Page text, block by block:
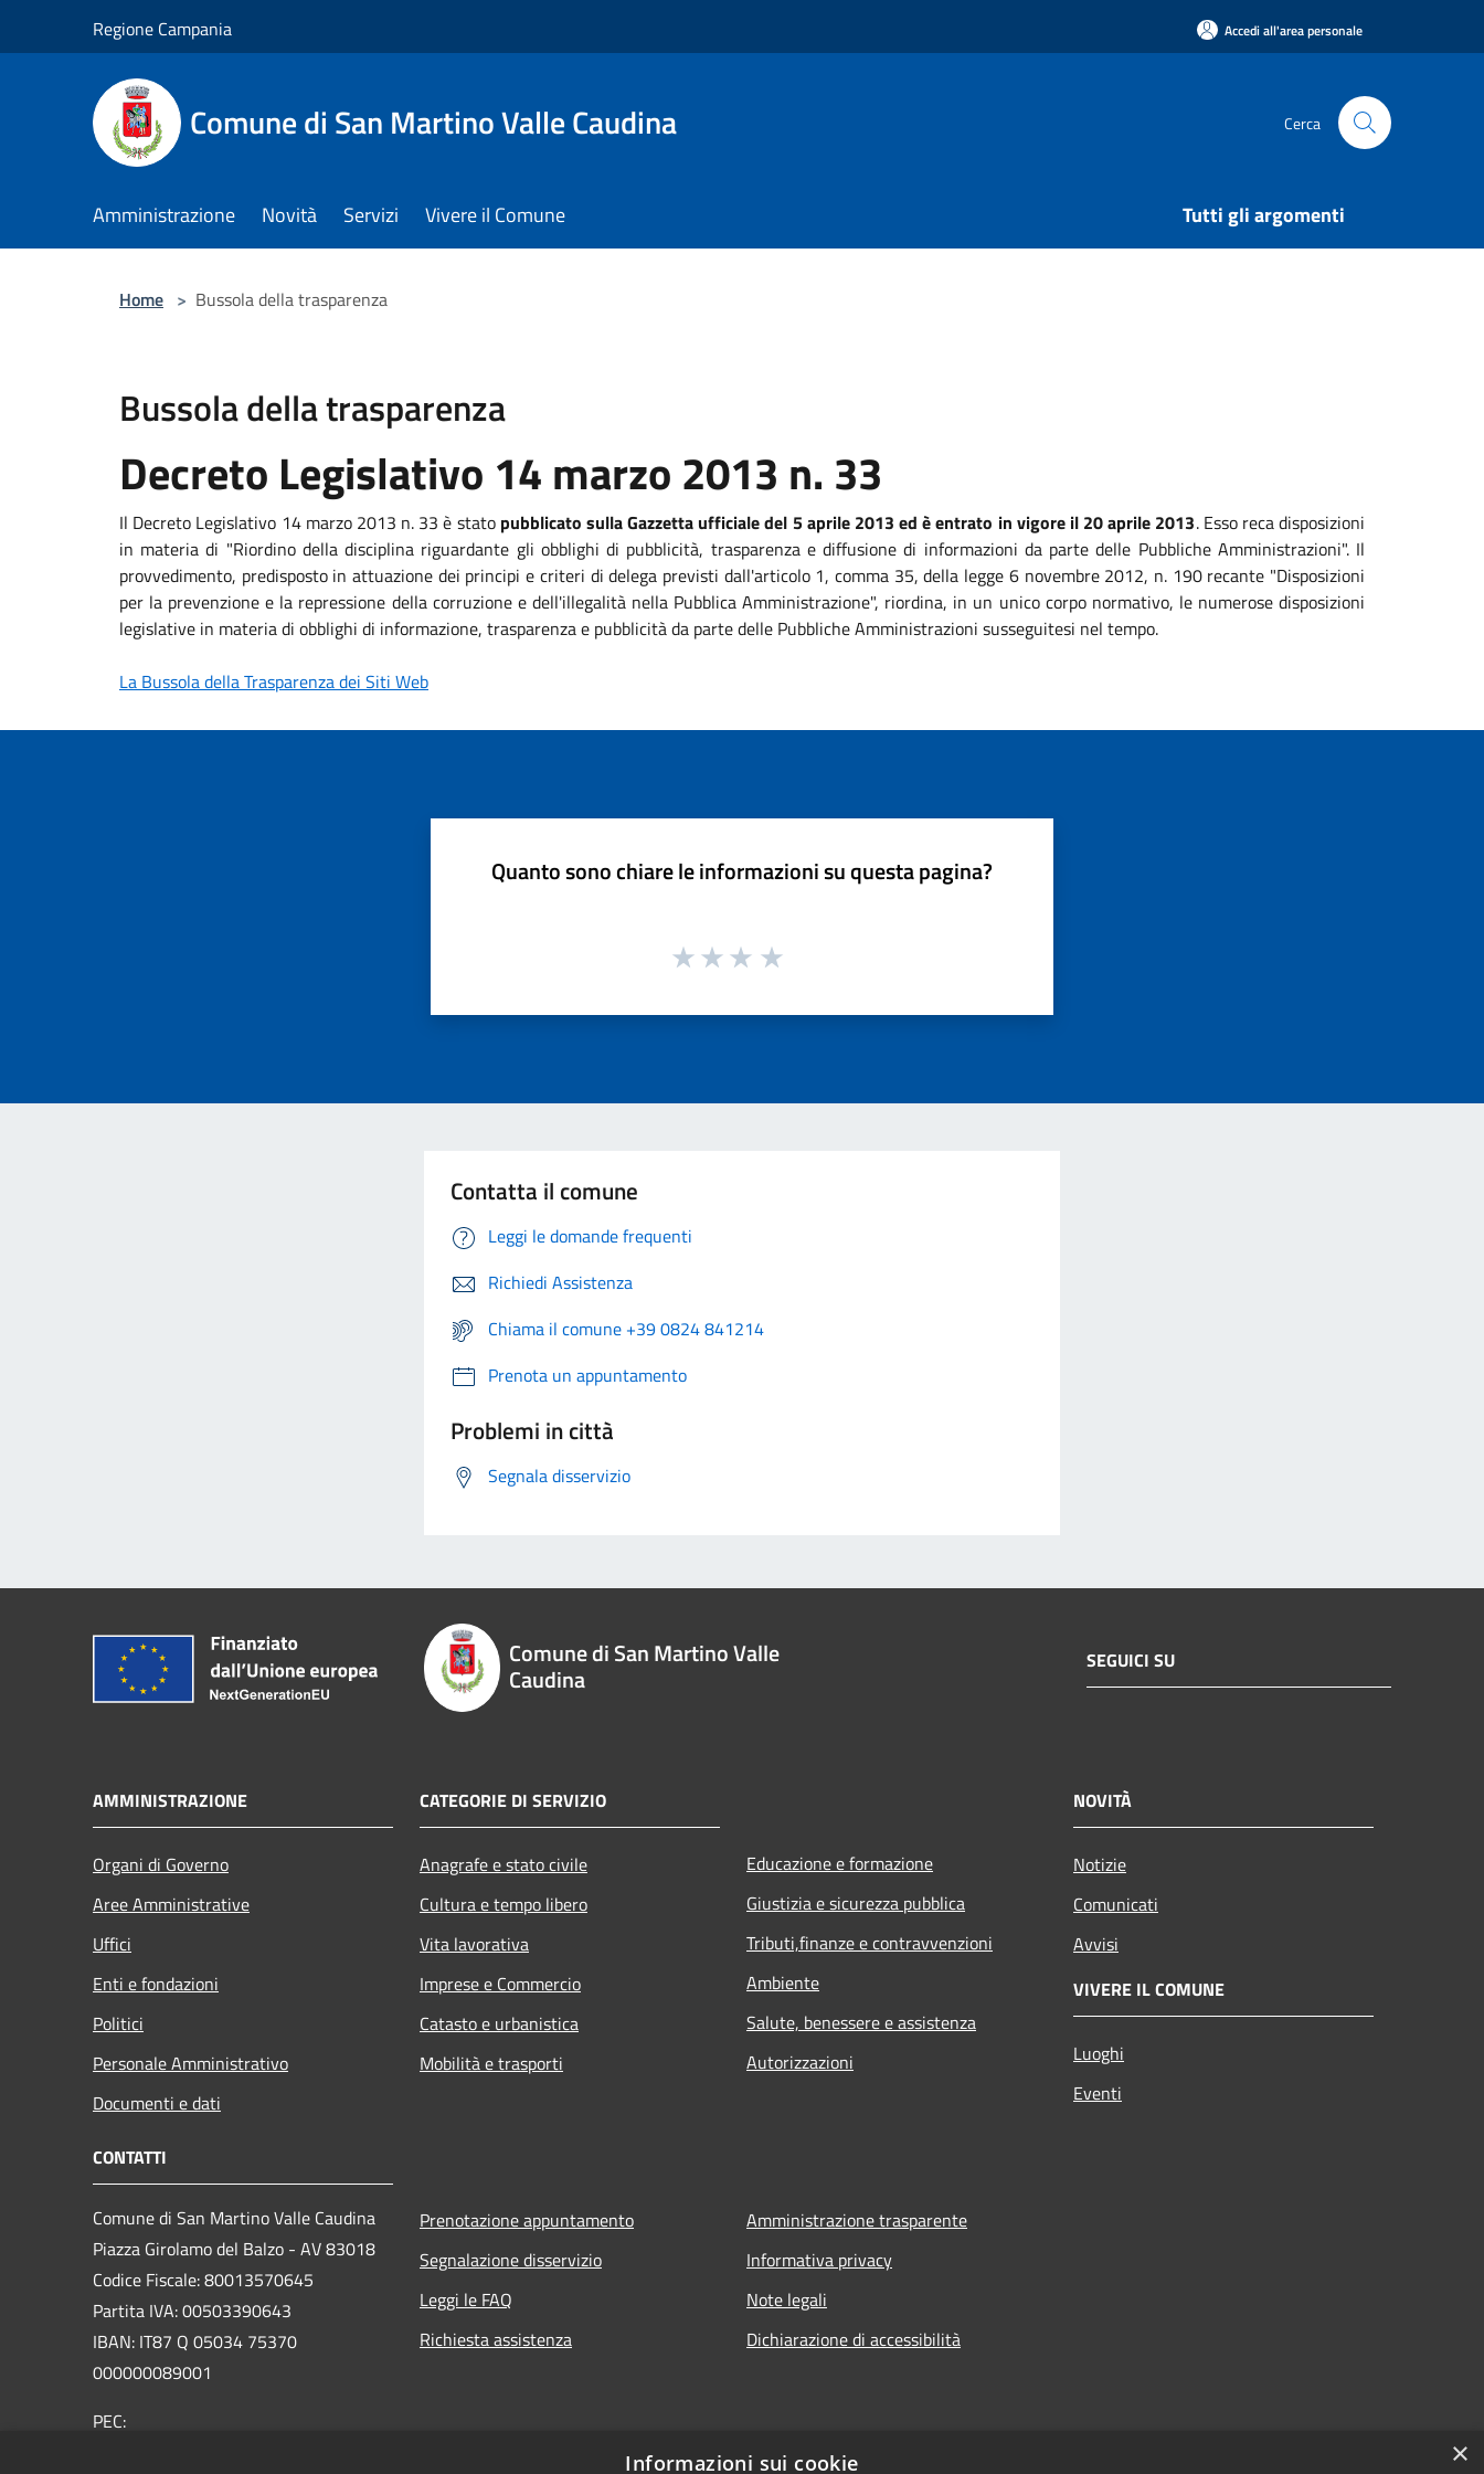
Regione Campania Accedi all'area personale
Comune di San Martino Valle Caudina Cerca
Amministrazione Novità Servizi Vivere il Comune Tutti gli argomenti
Home > Bussola della trasparenza
Bussola della trasparenza
Decreto Legislativo 14 marzo 2013 n. 33
Il Decreto Legislativo 14 marzo 2013 n. 33 è stato pubblicato sulla Gazzetta ufficiale del 5 aprile 2013 ed è entrato in vigore il 20 aprile 2013. Esso reca disposizioni
in materia di "Riordino della disciplina riguardante gli obblighi di pubblicità, trasparenza e diffusione di informazioni da parte delle Pubbliche Amministrazioni". Il
provvedimento, predisposto in attuazione dei principi e criteri di delega previsti dall'articolo 1, comma 35, della legge 6 novembre 2012, n. 190 recante "Disposizioni
per la prevenzione e la repressione della corruzione e dell'illegalità nella Pubblica Amministrazione", riordina, in un unico corpo normativo, le numerose disposizioni
legislative in materia di obblighi di informazione, trasparenza e pubblicità da parte delle Pubbliche Amministrazioni susseguitesi nel tempo.
La Bussola della Trasparenza dei Siti Web
Quanto sono chiare le informazioni su questa pagina?
Contatta il comune
Leggi le domande frequenti
Richiedi Assistenza
Chiama il comune +39 0824 841214
Prenota un appuntamento
Problemi in città
Segnala disservizio
Comune di San Martino Valle
Caudina
SEGUICI SU
AMMINISTRAZIONE
Organi di Governo
Aree Amministrative
Uffici
Enti e fondazioni
Politici
Personale Amministrativo
Documenti e dati
CATEGORIE DI SERVIZIO
Anagrafe e stato civile
Cultura e tempo libero
Vita lavorativa
Imprese e Commercio
Catasto e urbanistica
Mobilità e trasporti
Educazione e formazione
Giustizia e sicurezza pubblica
Tributi,finanze e contravvenzioni
Ambiente
Salute, benessere e assistenza
Autorizzazioni
NOVITÀ
Notizie
Comunicati
Avvisi
VIVERE IL COMUNE
Luoghi
Eventi
CONTATTI
Comune di San Martino Valle Caudina
Piazza Girolamo del Balzo - AV 83018
Codice Fiscale: 80013570645
Partita IVA: 00503390643
IBAN: IT87 Q 05034 75370
000000089001
PEC:
Prenotazione appuntamento
Segnalazione disservizio
Leggi le FAQ
Richiesta assistenza
Amministrazione trasparente
Informativa privacy
Note legali
Dichiarazione di accessibilità
×
Informazioni sui cookie